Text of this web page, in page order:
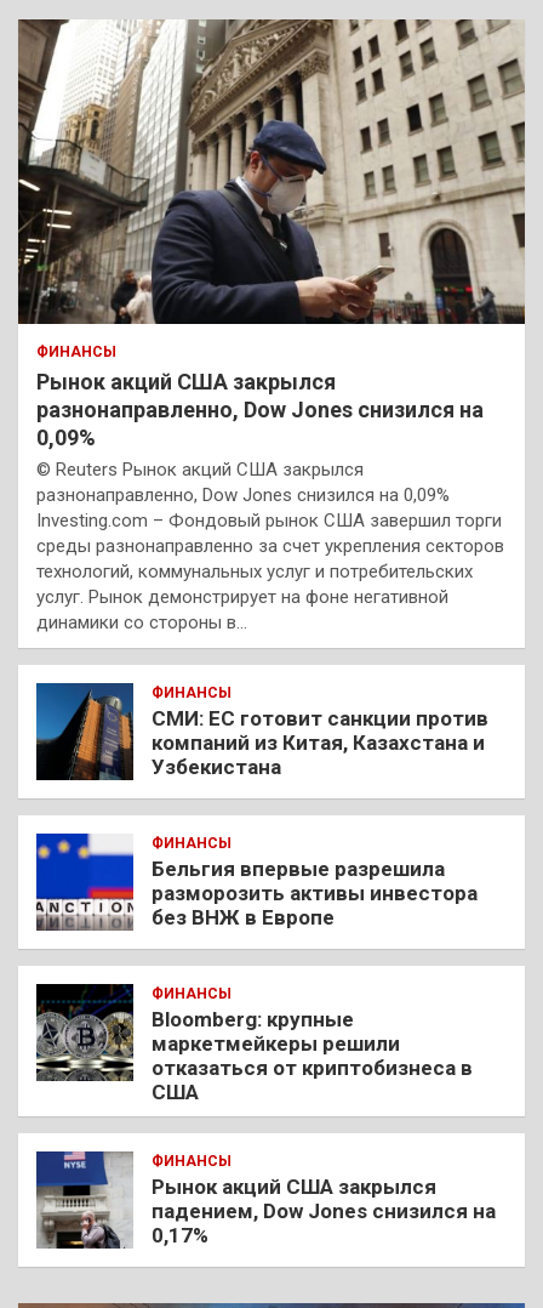
ФИНАНСЫ
Рынок акций США закрылся
разнонаправленно, Dow Jones снизился на
0,09%
© Reuters Рынок акций США закрылся
разнонаправленно, Dow Jones снизился на 0,09%
Investing.com – Фондовый рынок США завершил торги
среды разнонаправленно за счет укрепления секторов
технологий, коммунальных услуг и потребительских
услуг. Рынок демонстрирует на фоне негативной
динамики со стороны в…
ФИНАНСЫ
СМИ: ЕС готовит санкции против
компаний из Китая, Казахстана и
Узбекистана
ФИНАНСЫ
Бельгия впервые разрешила
разморозить активы инвестора
без ВНЖ в Европе
ФИНАНСЫ
Bloomberg: крупные
маркетмейкеры решили
отказаться от криптобизнеса в
США
ФИНАНСЫ
Рынок акций США закрылся
падением, Dow Jones снизился на
0,17%